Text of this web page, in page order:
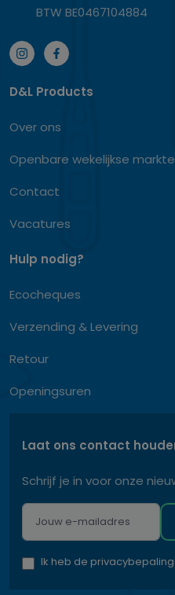
BTW BE0467104884
D&L Products
Over ons
Openbare wekelijkse
Contact
Vacatures
Hulp nodig?
Ecocheques
Verzending & Levering
Retour
Openingsuren
Laat ons contact
Schrijf je in voor onze
Ik heb de